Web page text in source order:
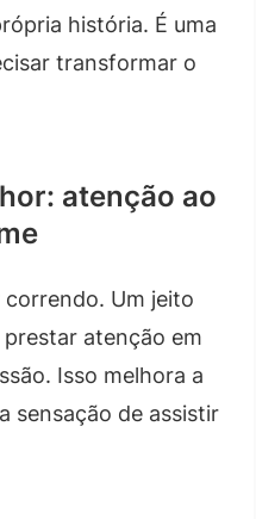
história. É uma
transformar o
atenção ao
Um jeito
atenção em
Isso melhora a
sensação de assistir